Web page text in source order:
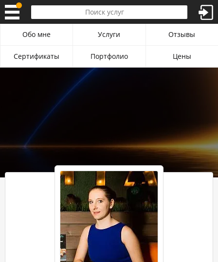
Обо мне Услуги Отзывы
Сертификаты Портфолио Цены